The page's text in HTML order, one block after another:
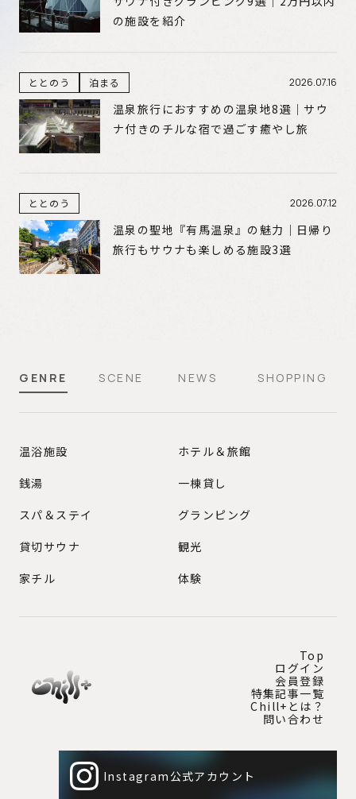
の施設を紹介
ととのう 泊まる 2026.07.16
温泉旅行におすすめの温泉地8選｜サウ
ナ付きのチルな宿で過ごす癒やし旅
ととのう 2026.07.12
温泉の聖地『有馬温泉』の魅力｜日帰り
旅行もサウナも楽しめる施設3選
GENRE SCENE NEWS SHOPPING
GENRE
温浴施設
銭湯
スパ＆ステイ
貸切サウナ
家チル
ホテル＆旅館
一棟貸し
グランピング
観光
体験
Top
ログイン
会員登録
特集記事一覧
Chill+とは？
問い合わせ
Instagram公式アカウント